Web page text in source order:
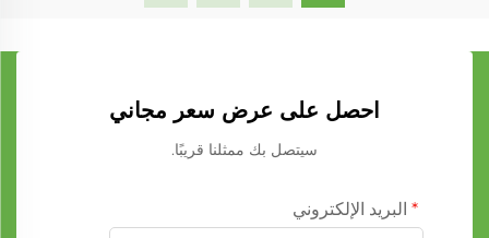
احصل على عرض سعر مجاني
سيتصل بك ممثلنا قريبًا.
البريد الإلكتروني